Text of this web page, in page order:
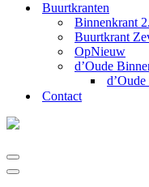
Buurtkranten
Binnenkrant
Buurtkrant
OpNieuw
d’Oude
Contact
Navigatie
Menu
Navigatie